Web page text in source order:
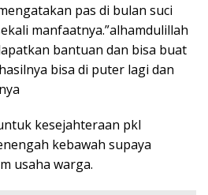
pas di bulan suci
manfaatnya.”alhamdulillah
bantuan dan bisa buat
bisa di puter lagi dan
kesejahteraan pkl
kebawah supaya
usaha warga.